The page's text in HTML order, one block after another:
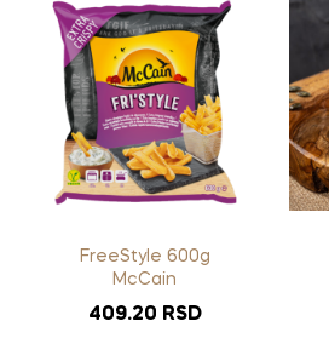
FreeStyle 600g
McCain
409.20 RSD